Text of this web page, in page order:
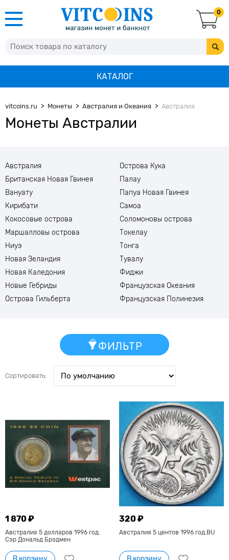
0
КАТАЛОГ
vitcoins.ru Монеты Австралия и Океания Австралия
Монеты Австралии
Австралия
Британская Новая Гвинея
Вануату
Кирибати
Кокосовые острова
Маршалловы острова
Ниуэ
Новая Зеландия
Новая Каледония
Новые Гебриды
Острова Гильберта
Острова Кука
Палау
Папуа Новая Гвинея
Самоа
Соломоновы острова
Токелау
Тонга
Тувалу
Фиджи
Французская Океания
Французская Полинезия
ФИЛЬТР
Сортировать:
1 870 ₽
Австралия 5 долларов 1996 год.
Сэр Дональд Брэдмен
320 ₽
Австралия 5 центов 1996 год.BU